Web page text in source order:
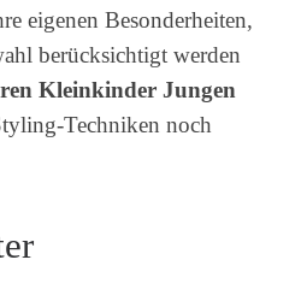
eigenen Besonderheiten,
berücksichtigt werden
Kleinkinder Jungen
Techniken noch